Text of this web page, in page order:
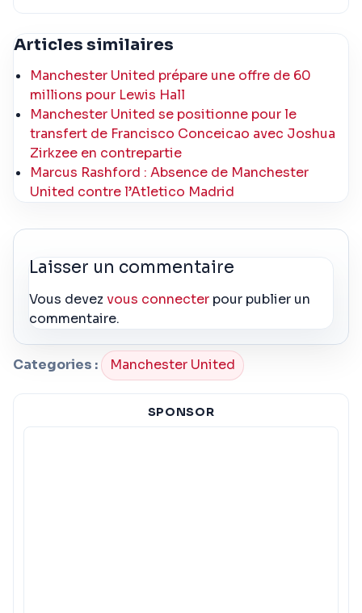
Articles similaires
Manchester United prépare une offre de 60
millions pour Lewis Hall
Manchester United se positionne pour le
transfert de Francisco Conceicao avec Joshua
Zirkzee en contrepartie
Marcus Rashford : Absence de Manchester
United contre l’Atletico Madrid
Laisser un commentaire
Vous devezvous connecter pour publier un
commentaire.
Categories : Manchester United
SPONSOR